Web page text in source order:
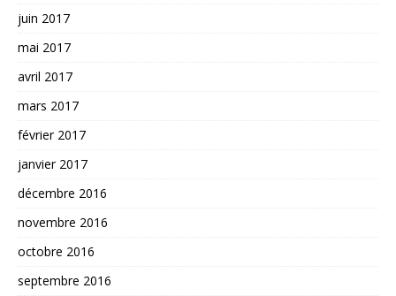
juin 2017
mai 2017
avril 2017
mars 2017
février 2017
janvier 2017
décembre 2016
novembre 2016
octobre 2016
septembre 2016